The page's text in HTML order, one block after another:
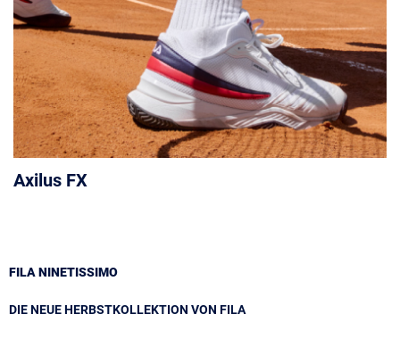
Axilus FX
FILA NINETISSIMO
DIE NEUE HERBSTKOLLEKTION VON FILA